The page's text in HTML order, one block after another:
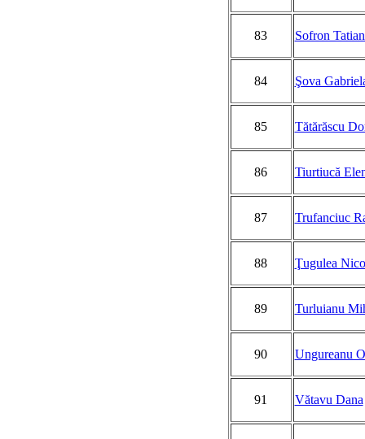
83 Sofron
84 Şova
85 Tătărăscu
86 Tiurtiucă
87 Trufanciuc
88 Ţugulea
89 Turluianu
90 Ungureanu
91 Vătavu Dana